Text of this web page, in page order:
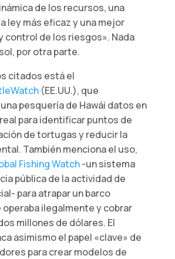
de los recursos, una
ley más eficaz y una mejor
control de los riesgos». Nada
por otra parte.
citados está el
(EE.UU.), que
pesquería de Hawái datos en
para identificar puntos de
de tortugas y reducir la
También menciona el uso,
Fishing Watch-un sistema
pública de la actividad de
para atrapar un barco
ilegalmente y cobrar
millones de dólares. El
asimismo el papel «clave» de
para crear modelos de